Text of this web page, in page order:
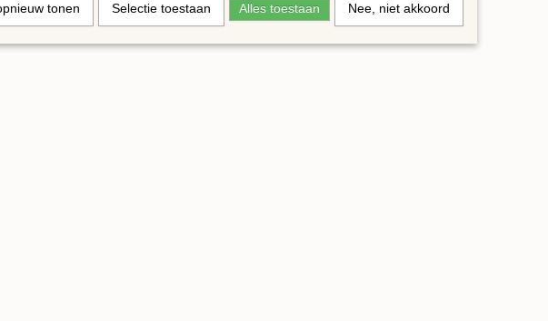
tonen Selectie toestaan Alles toestaan Nee, niet akkoord